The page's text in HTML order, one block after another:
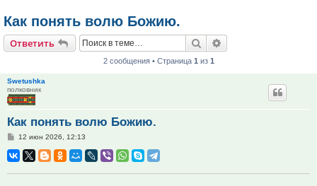
Как понять волю Божию.
Ответить Поиск
2 сообщения • Страница 1 из 1
Swetushka
полковник
Как понять волю Божию.
Сообщение
12 июн 2026, 12:13